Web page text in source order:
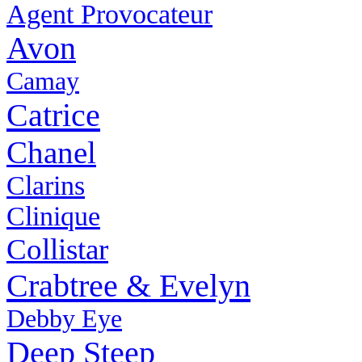
Agent Provocateur
Avon
Camay
Catrice
Chanel
Clarins
Clinique
Collistar
Crabtree & Evelyn
Debby Eye
Deep Steep